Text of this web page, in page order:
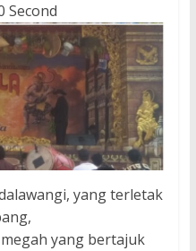
Second
yang terletak
yang bertajuk